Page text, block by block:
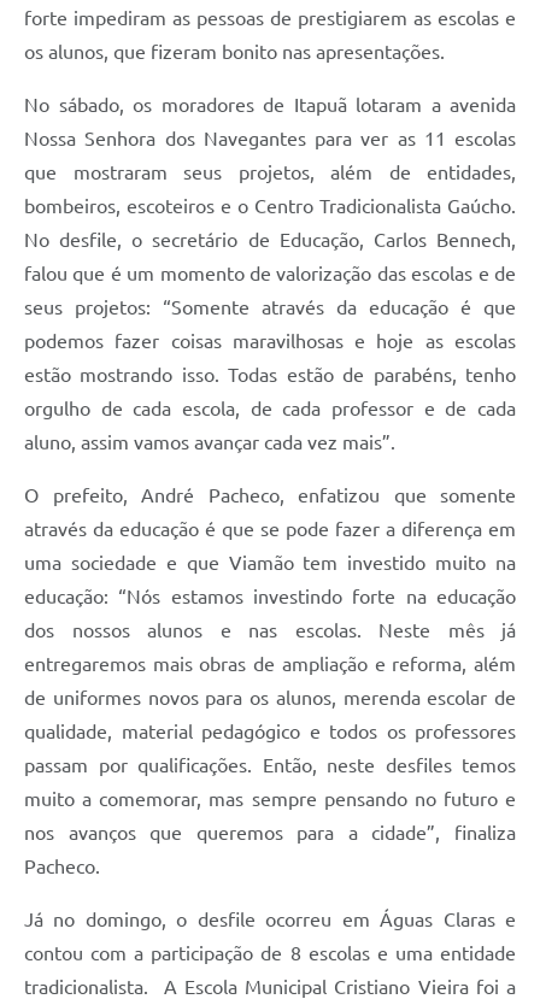
forte impediram as pessoas de prestigiarem as escolas e
os alunos, que fizeram bonito nas apresentações.
No sábado, os moradores de Itapuã lotaram a avenida
Nossa Senhora dos Navegantes para ver as 11 escolas
que mostraram seus projetos, além de entidades,
bombeiros, escoteiros e o Centro Tradicionalista Gaúcho.
No desfile, o secretário de Educação, Carlos Bennech,
falou que é um momento de valorização das escolas e de
seus projetos: “Somente através da educação é que
podemos fazer coisas maravilhosas e hoje as escolas
estão mostrando isso. Todas estão de parabéns, tenho
orgulho de cada escola, de cada professor e de cada
aluno, assim vamos avançar cada vez mais”.
O prefeito, André Pacheco, enfatizou que somente
através da educação é que se pode fazer a diferença em
uma sociedade e que Viamão tem investido muito na
educação: “Nós estamos investindo forte na educação
dos nossos alunos e nas escolas. Neste mês já
entregaremos mais obras de ampliação e reforma, além
de uniformes novos para os alunos, merenda escolar de
qualidade, material pedagógico e todos os professores
passam por qualificações. Então, neste desfiles temos
muito a comemorar, mas sempre pensando no futuro e
nos avanços que queremos para a cidade”, finaliza
Pacheco.
Já no domingo, o desfile ocorreu em Águas Claras e
contou com a participação de 8 escolas e uma entidade
tradicionalista. A Escola Municipal Cristiano Vieira foi a